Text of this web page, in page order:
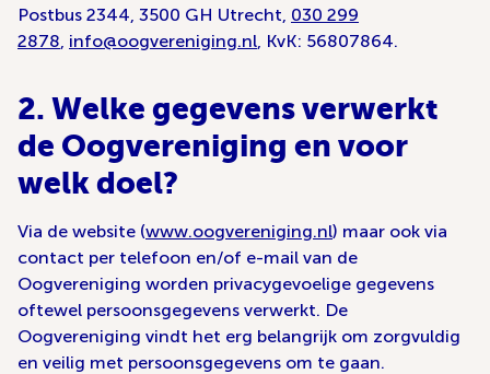
Postbus 2344, 3500 GH Utrecht, 030 299
2878, info@oogvereniging.nl, KvK: 56807864.
2. Welke gegevens verwerkt
de Oogvereniging en voor
welk doel?
Via de website (www.oogvereniging.nl) maar ook via
contact per telefoon en/of e-mail van de
Oogvereniging worden privacygevoelige gegevens
oftewel persoonsgegevens verwerkt. De
Oogvereniging vindt het erg belangrijk om zorgvuldig
en veilig met persoonsgegevens om te gaan.